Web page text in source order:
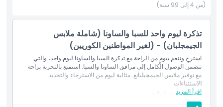
أبرز المعالم
المتضمنات
سياسة الأطفال والبالغين
الاستثناءات
(من 4 إلى 99 سنة)
تذكرة ليوم واحد للسبا والساونا (شاملة ملابس
الجيمجلبان) - (لغير المواطنين الكوريين)
استرخِ وتنعم بيومٍ من الراحة مع تذكرة السبا والساونا ليوم واحد، والتي
تتضمن الوصول الكامل إلى مرافق الساونا والسبا. استمتع بالتجربة براحة
مع توفير ملابس الجيمجيلبانغ. مثالية ليوم من الاسترخاء والتجديد.
اقرأ المزيد
الاستثناءات
تذكرة الحديقة المائية
غير مذكور ضمن الشمول